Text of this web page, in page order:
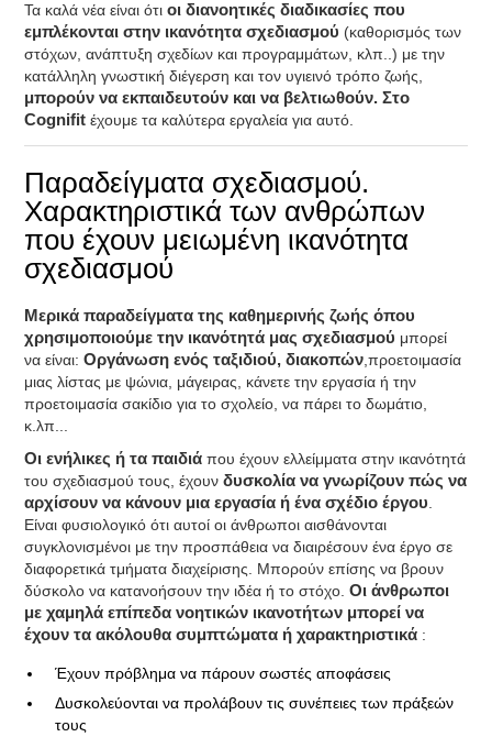
Τα καλά νέα είναι ότιοι διανοητικές διαδικασίες που
εμπλέκονται στην ικανότητα σχεδιασμού (καθορισμός των
στόχων, ανάπτυξη σχεδίων και προγραμμάτων, κλπ..) με την
κατάλληλη γνωστική διέγερση και τον υγιεινό τρόπο ζωής,
μπορούν να εκπαιδευτούν και να βελτιωθούν. Στο
Cognifitέχουμε τα καλύτερα εργαλεία για αυτό.
Παραδείγματα σχεδιασμού.
Χαρακτηριστικά των ανθρώπων
που έχουν μειωμένη ικανότητα
σχεδιασμού
Μερικά παραδείγματα της καθημερινής ζωής όπου
χρησιμοποιούμε την ικανότητά μας σχεδιασμού μπορεί
να είναι:Οργάνωση ενός ταξιδιού, διακοπών ,προετοιμασία
μιας λίστας με ψώνια, μάγειρας, κάνετε την εργασία ή την
προετοιμασία σακίδιο για το σχολείο, να πάρει το δωμάτιο,
κ.λπ...
Οι ενήλικες ή τα παιδιάπου έχουν ελλείμματα στην ικανότητά
του σχεδιασμού τους, έχουνδυσκολία να γνωρίζουν πώς να
αρχίσουν να κάνουν μια εργασία ή ένα σχέδιο έργου
Είναι φυσιολογικό ότι αυτοί οι άνθρωποι αισθάνονται
συγκλονισμένοι με την προσπάθεια να διαιρέσουν ένα έργο σε
διαφορετικά τμήματα διαχείρισης. Μπορούν επίσης να βρουν
δύσκολο να κατανοήσουν την ιδέα ή το στόχο. Οι άνθρωποι
με χαμηλά επίπεδα νοητικών ικανοτήτων μπορεί να
έχουν τα ακόλουθα συμπτώματα ή χαρακτηριστικά :
Έχουν πρόβλημα να πάρουν σωστές αποφάσεις
Δυσκολεύονται να προλάβουν τις συνέπειες των πράξεών
τους